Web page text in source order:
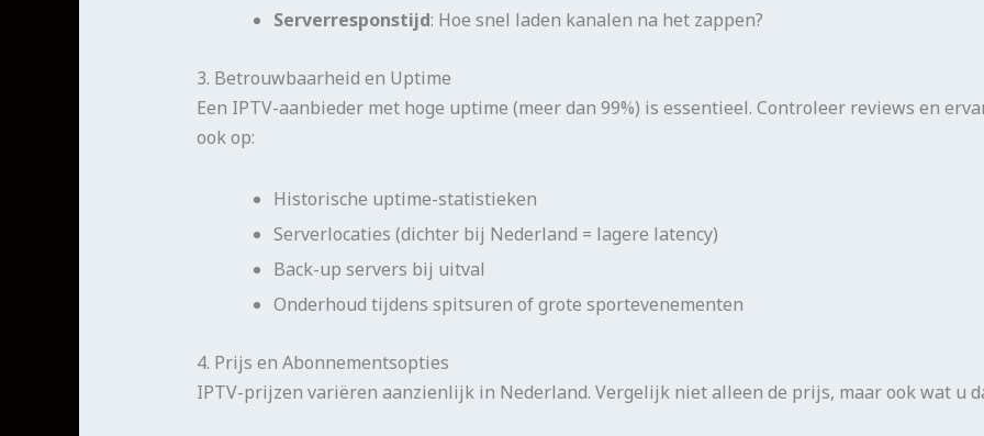
Serverresponstijd: Hoe snel laden kanalen na het zappen?
3. Betrouwbaarheid en Uptime
Een IPTV-aanbieder met hoge uptime (meer dan 99%) is essentieel. Controleer reviews en
ook op:
Historische uptime-statistieken
Serverlocaties (dichter bij Nederland = lagere latency)
Back-up servers bij uitval
Onderhoud tijdens spitsuren of grote sportevenementen
4. Prijs en Abonnementsopties
IPTV-prijzen variëren aanzienlijk in Nederland. Vergelijk niet alleen de prijs, maar ook wat u